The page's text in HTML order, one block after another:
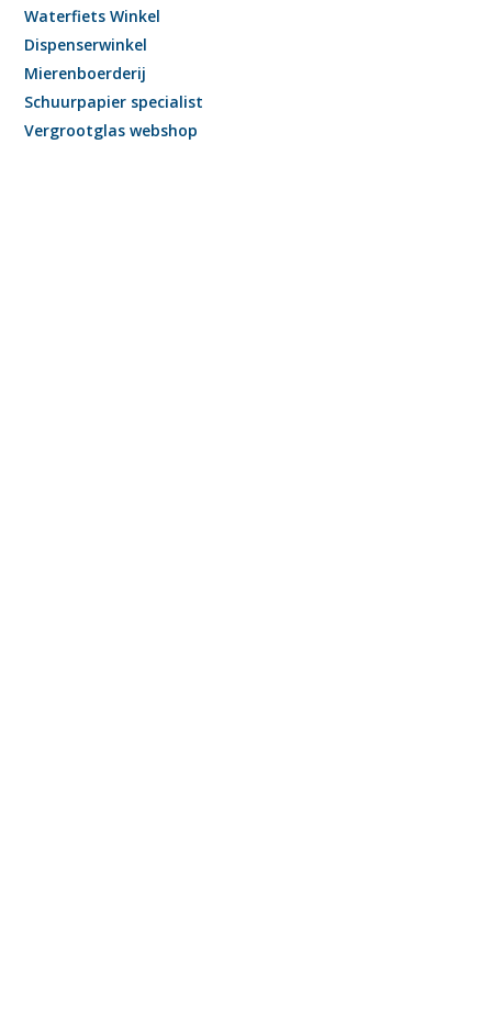
Waterfiets Winkel
Dispenserwinkel
Mierenboerderij
Schuurpapier specialist
Vergrootglas webshop